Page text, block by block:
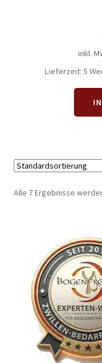
inkl.
Lieferzeit: 5
Alle 7 Ergebnisse